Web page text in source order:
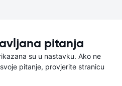
pitanja
su u nastavku. Ako ne
pitanje, provjerite stranicu